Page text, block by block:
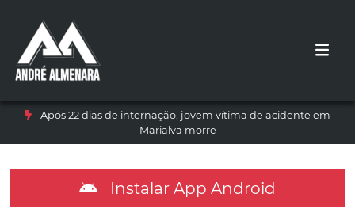
Após 22 dias de internação, jovem vítima de acidente em
Marialva morre
Instalar App Android